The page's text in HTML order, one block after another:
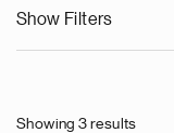
Show Filters
Showing 3 results